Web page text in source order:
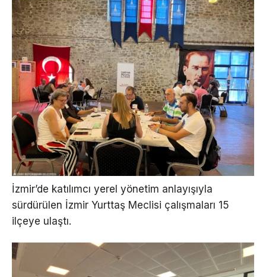
İzmir’de katılımcı yerel yönetim anlayışıyla
sürdürülen İzmir Yurttaş Meclisi çalışmaları 15
ilçeye ulaştı.